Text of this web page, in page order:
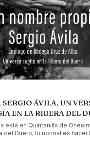
ÁVILA, UN
EN LA RIBERA DEL
está en Quintanilla de
del Duero, lo normal es